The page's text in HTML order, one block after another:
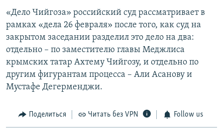
«Дело Чийгоза» российский суд рассматривает в
рамках «дела 26 февраля» после того, как суд на
закрытом заседании разделил это дело на два:
отдельно – по заместителю главы Меджлиса
крымских татар Ахтему Чийгозу, и отдельно по
другим фигурантам процесса – Али Асанову и
Мустафе Дегерменджи.
Поделиться Читать без VPN Follow us